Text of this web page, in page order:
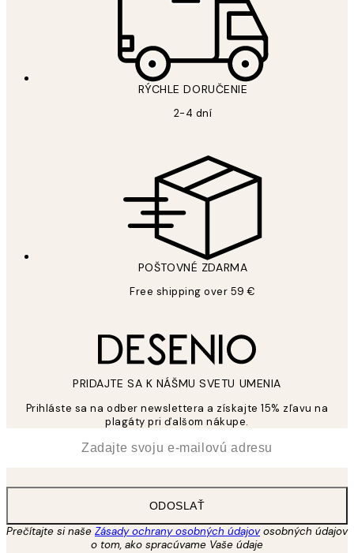
RÝCHLE DORUČENIE
2-4 dní
POŠTOVNÉ ZDARMA
Free shipping over 59 €
PRIDAJTE SA K NÁŠMU SVETU UMENIA
Prihláste sa na odber newslettera a získajte 15% zľavu na
plagáty pri ďalšom nákupe.
ODOSLAŤ
Prečítajte si naše Zásady ochrany osobných údajovosobných údajov
o tom, ako spracúvame Vaše údaje